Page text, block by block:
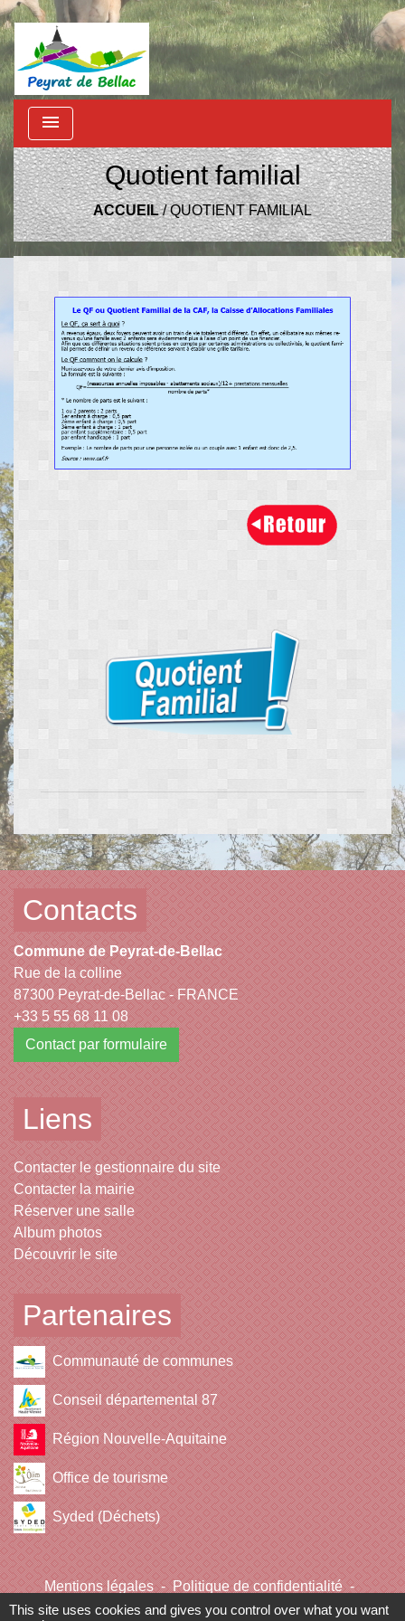
menu
Quotient familial
ACCUEIL/QUOTIENT FAMILIAL
Contacts
Commune de Peyrat-de-Bellac
Rue de la colline
87300 Peyrat-de-Bellac - FRANCE
+33 5 55 68 11 08
Contact par formulaire
Liens
Contacter le gestionnaire du site
Contacter la mairie
Réserver une salle
Album photos
Découvrir le site
Partenaires
Communauté de communes
Conseil départemental 87
Région Nouvelle-Aquitaine
Office de tourisme
Syded (Déchets)
Mentions légales - Politique de confidentialité -
Accessibilité - Plan du site - Gestion des cookies
This site uses cookies and gives you control over what you want